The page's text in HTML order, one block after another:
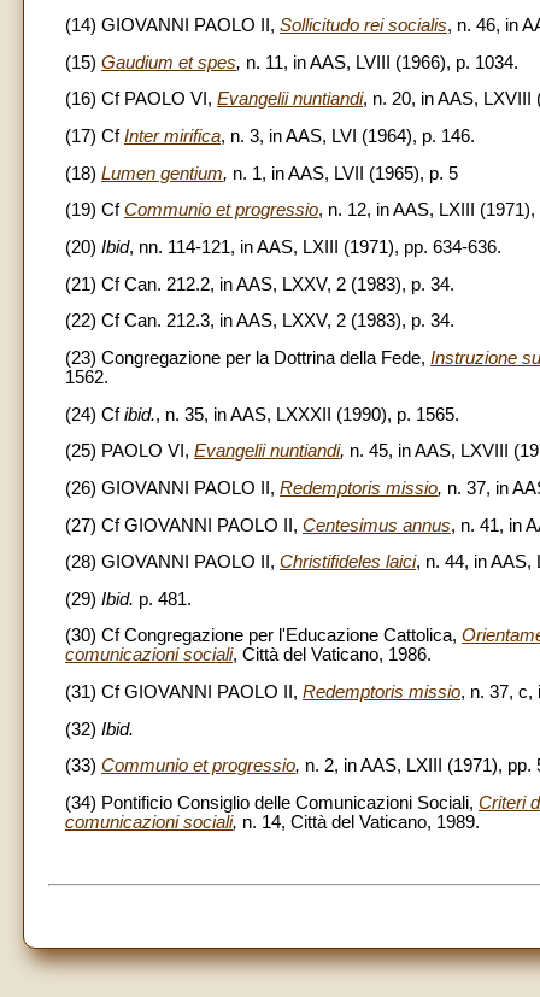
(14) GIOVANNI PAOLO II, Sollicitudo rei socialis, n. 46, in
(15) Gaudium et spes, n. 11, in AAS, LVIII (1966), p. 1034.
(16) Cf PAOLO VI, Evangelii nuntiandi, n. 20, in AAS, LXVIII
(17) CfInter mirifica, n. 3, in AAS, LVI (1964), p. 146.
(18) Lumen gentium, n. 1, in AAS, LVII (1965), p. 5
(19) CfCommunio et progressio, n. 12, in AAS, LXIII (1971),
(20) Ibid, nn. 114-121, in AAS, LXIII (1971), pp. 634-636.
(21) Cf Can. 212.2, in AAS, LXXV, 2 (1983), p. 34.
(22) Cf Can. 212.3, in AAS, LXXV, 2 (1983), p. 34.
(23) Congregazione per la Dottrina della Fede, Instruzione
1562.
(24) Cfibid., n. 35, in AAS, LXXXII (1990), p. 1565.
(25) PAOLO VI, Evangelii nuntiandi, n. 45, in AAS, LXVIII
(26) GIOVANNI PAOLO II, Redemptoris missio, n. 37, in
(27) Cf GIOVANNI PAOLO II, Centesimus annus, n. 41, in
(28) GIOVANNI PAOLO II, Christifideles laici, n. 44, in AAS,
(29) Ibid. p. 481.
(30) Cf Congregazione per l'Educazione Cattolica,
comunicazioni sociali, Città del Vaticano, 1986.
(31) Cf GIOVANNI PAOLO II, Redemptoris missio, n. 37, c,
(32) Ibid.
(33) Communio et progressio, n. 2, in AAS, LXIII (1971), pp.
(34) Pontificio Consiglio delle Comunicazioni Sociali, Criteri
comunicazioni sociali, n. 14, Città del Vaticano, 1989.